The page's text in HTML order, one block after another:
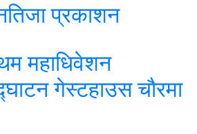
प्रकाशन
महाधिवेशन
गेस्टहाउस चौरमा